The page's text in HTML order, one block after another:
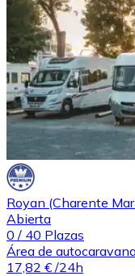
Royan (Charente
Abierta
0 / 40 Plazas
Área de
17,82 € /24h